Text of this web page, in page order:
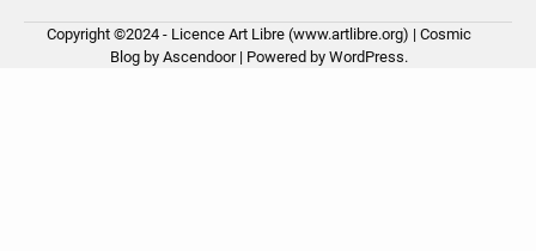
Copyright ©2024 - Licence Art Libre (www.artlibre.org) | Cosmic
Blog by Ascendoor| Powered by WordPress.